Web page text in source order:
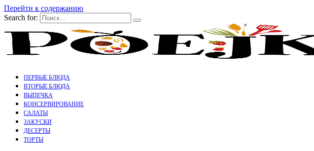
Перейти к содержанию
Search for:
ПЕРВЫЕ БЛЮДА
ВТОРЫЕ БЛЮДА
ВЫПЕЧКА
КОНСЕРВИРОВАНИЕ
САЛАТЫ
ЗАКУСКИ
ДЕСЕРТЫ
ТОРТЫ